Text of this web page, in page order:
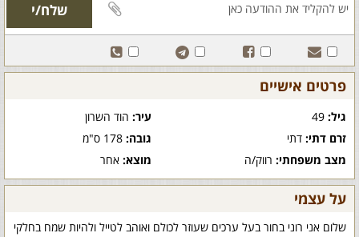
פרטים אישיים
גיל: עיר:הוד השרון
זרם דתי: דתי גובה:178 ס"מ
מצב משפחתי: רווק/ה מוצא:אחר
על עצמי
שלום אני רוני בחור בעל ערכים שעוזר לכולם ואוהב לטייל ולהיות שמח בחלקי